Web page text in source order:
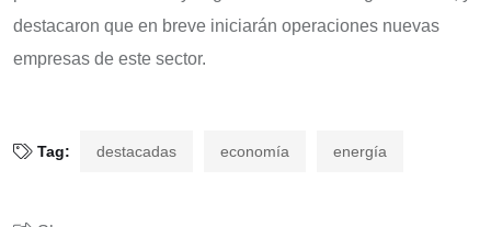
destacaron que en breve iniciarán operaciones nuevas
empresas de este sector.
Tag: destacadas economía energía